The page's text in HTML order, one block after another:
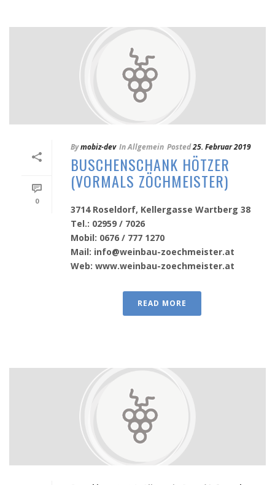
0
Bymobiz-dev InAllgemein Posted25. Februar 2019
BUSCHENSCHANK HÖTZER
(VORMALS ZÖCHMEISTER)
3714 Roseldorf, Kellergasse Wartberg 38
Tel.: 02959 / 7026
Mobil: 0676 / 777 1270
Mail: info@weinbau-zoechmeister.at
Web: www.weinbau-zoechmeister.at
READ MORE